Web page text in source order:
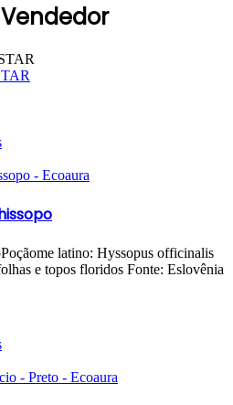
latino: Hyssopus officinalis
e topos floridos Fonte: Eslovênia